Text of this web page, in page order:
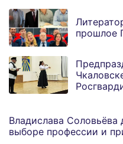
прошлое
Владислава
выборе профессии и